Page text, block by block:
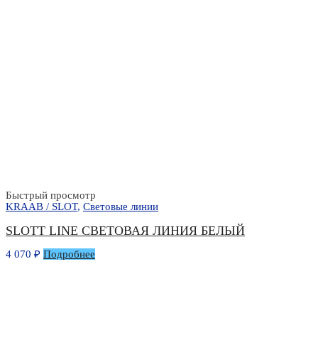
Быстрый просмотр
KRAAB / SLOT, Световые линии
SLOTT LINE СВЕТОВАЯ ЛИНИЯ БЕЛЫЙ
4 070 ₽ Подробнее